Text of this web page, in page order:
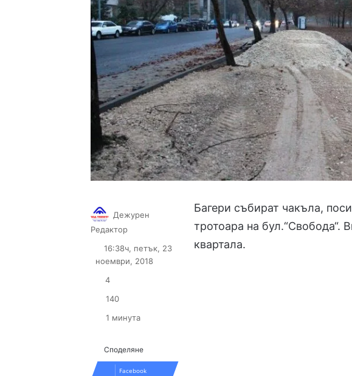
Багери събират чакъла,
тротоара на бул.“Свобода“.
квартала.
Дежурен
Редактор
X
email
16:38ч, петък, 23
ноември, 2018
4
140
1 минута
Споделяне
Facebook